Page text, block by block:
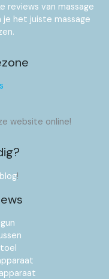
reviews van massage
je het juiste massage
website online!
!